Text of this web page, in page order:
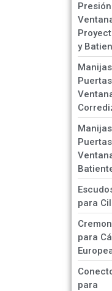
Presión
y
para
para
para